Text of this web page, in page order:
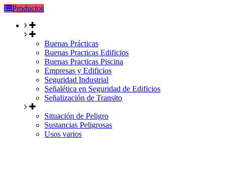
Productos
Buenas Prácticas
Buenas Practicas Edificios
Buenas Practicas Piscina
Empresas y Edificios
Seguridad Industrial
Señalética en Seguridad de Edificios
Señalización de Transito
Situación de Peligro
Sustancias Peligrosas
Usos varios